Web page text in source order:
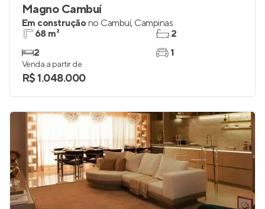
Magno Cambuí
Em construçãono Cambuí, Campinas
68 m²
2
2
1
Venda a partir de
R$ 1.048.000